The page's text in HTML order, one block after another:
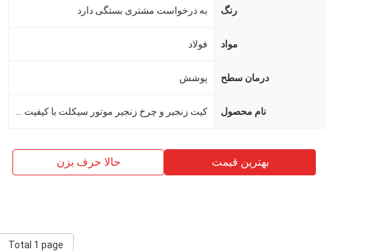
رنگ به درخواست مشتری بستگی دارد
مواد فولاد
درمان سطح پوشش
نام محصول
بهترین قیمت حالا حرف بزن
Total 1 page